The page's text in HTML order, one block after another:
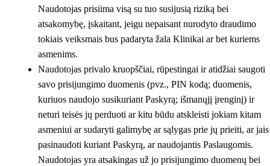
Naudotojas prisiima visą su tuo susijusią riziką bei
atsakomybę, įskaitant, jeigu nepaisant nurodyto draudimo
tokiais veiksmais bus padaryta žala Klinikai ar bet kuriems
asmenims.
Naudotojas privalo kruopščiai, rūpestingai ir atidžiai saugoti
savo prisijungimo duomenis (pvz., PIN kodą; duomenis,
kuriuos naudojo susikuriant Paskyrą; išmanųjį įrenginį) ir
neturi teisės jų perduoti ar kitu būdu atskleisti jokiam kitam
asmeniui ar sudaryti galimybę ar sąlygas prie jų prieiti, ar jais
pasinaudoti kuriant Paskyrą, ar naudojantis Paslaugomis.
Naudotojas yra atsakingas už jo prisijungimo duomenų bei